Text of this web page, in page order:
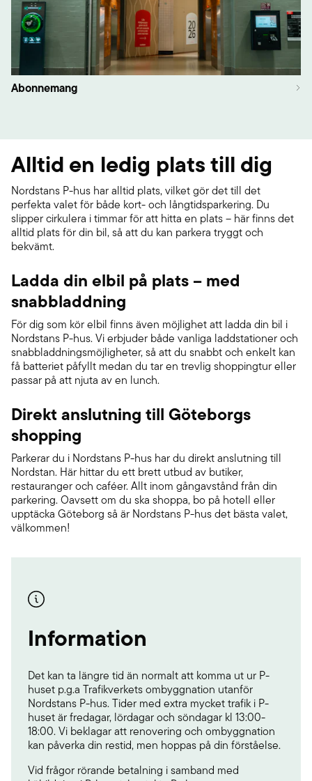
Abonnemang
Alltid en ledig plats till dig
Nordstans P-hus har alltid plats, vilket gör det till det
perfekta valet för både kort- och långtidsparkering. Du
slipper cirkulera i timmar för att hitta en plats – här finns det
alltid plats för din bil, så att du kan parkera tryggt och
bekvämt.
Ladda din elbil på plats – med
snabbladdning
För dig som kör elbil finns även möjlighet att ladda din bil i
Nordstans P-hus. Vi erbjuder både vanliga laddstationer och
snabbladdningsmöjligheter, så att du snabbt och enkelt kan
få batteriet påfyllt medan du tar en trevlig shoppingtur eller
passar på att njuta av en lunch.
Direkt anslutning till Göteborgs
shopping
Parkerar du i Nordstans P-hus har du direkt anslutning till
Nordstan. Här hittar du ett brett utbud av butiker,
restauranger och caféer. Allt inom gångavstånd från din
parkering. Oavsett om du ska shoppa, bo på hotell eller
upptäcka Göteborg så är Nordstans P-hus det bästa valet,
välkommen!
Information
Det kan ta längre tid än normalt att komma ut ur P-
huset p.g.a Trafikverkets ombyggnation utanför
Nordstans P-hus. Tider med extra mycket trafik i P-
huset är fredagar, lördagar och söndagar kl 13:00-
18:00. Vi beklagar att renovering och ombyggnation
kan påverka din restid, men hoppas på din förståelse.
Vid frågor rörande betalning i samband med